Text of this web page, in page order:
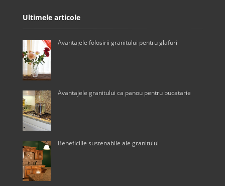
Ultimele articole
Avantajele folosirii granitului pentru glafuri
Avantajele granitului ca panou pentru bucatarie
Beneficiile sustenabile ale granitului